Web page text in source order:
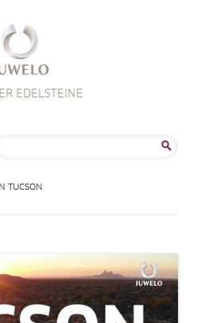
EDELSTEINE
TUCSON